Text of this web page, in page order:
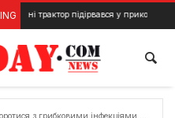
підірвався у прикордонній зоні на міні